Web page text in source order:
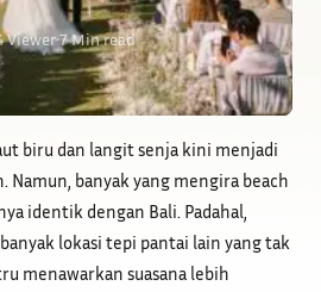
Viewer•7 Min read
biru dan langit senja kini menjadi
Namun, banyak yang mengira beach
identik dengan Bali. Padahal,
lokasi tepi pantai lain yang tak
menawarkan suasana lebih